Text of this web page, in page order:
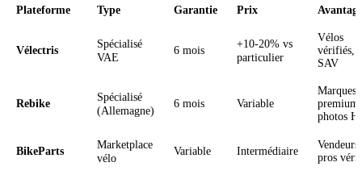
Plateforme Type Garantie Prix
Vélectris
Spécialisé
VAE
6 mois
+10-20% vs
particulier
Vélos
vérifiés,
SAV
Rebike
Spécialisé
(Allemagne)
6 mois Variable
Marques
premium,
photos
BikeParts
Marketplace
vélo
Variable Intermédiaire
Vendeurs
pros